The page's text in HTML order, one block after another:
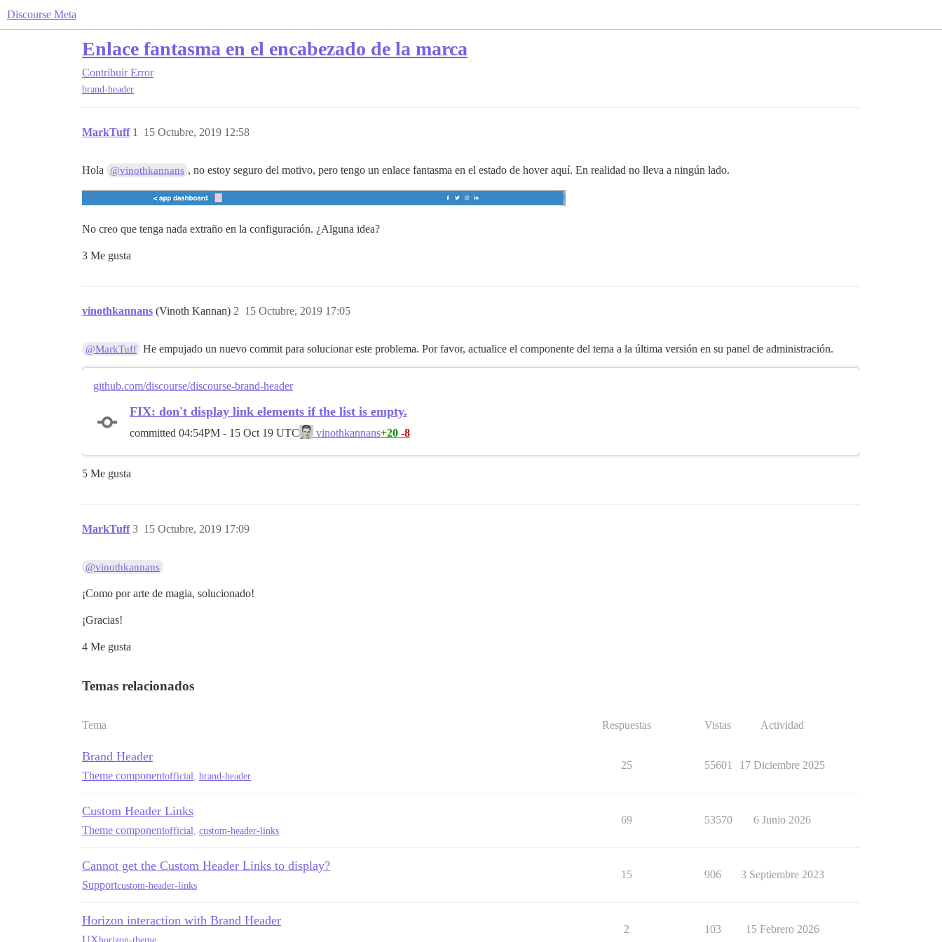
Discourse Meta
Enlace fantasma en el encabezado de la marca
Contribuir Error
brand-header
MarkTuff 15 Octubre, 2019 12:58
1
Hola @vinothkannans , no estoy seguro del motivo, pero tengo un enlace fantasma en el estado de hover aquí. En realidad no lleva a ningún lado.
No creo que tenga nada extraño en la configuración. ¿Alguna idea?
3 Me gusta
vinothkannans (Vinoth Kannan) 15 Octubre, 2019 17:05
2
@MarkTuff He empujado un nuevo commit para solucionar este problema. Por favor, actualice el componente del tema a la última versión en su panel de administración.
github.com/discourse/discourse-brand-header
FIX: don't display link elements if the list is empty.
committed 04:54PM - 15 Oct 19 UTC vinothkannans+20 -8
5 Me gusta
MarkTuff 15 Octubre, 2019 17:09
3
@vinothkannans
¡Como por arte de magia, solucionado!
¡Gracias!
4 Me gusta
Temas relacionados
Tema Respuestas Vistas Actividad
Brand Header
Theme componentofficial brand-header
25 55601 17 Diciembre 2025
Custom Header Links
Theme componentofficial custom-header-links
69 53570 6 Junio 2026
Cannot get the Custom Header Links to display?
Supportcustom-header-links
15 906 3 Septiembre 2023
Horizon interaction with Brand Header
2 103 15 Febrero 2026